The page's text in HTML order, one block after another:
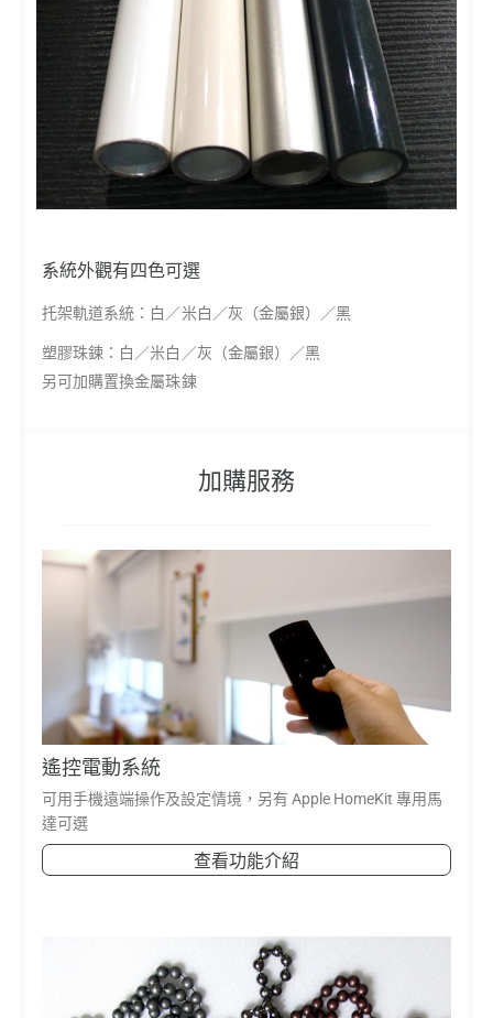
系統外觀有四色可選
托架軌道系統：白／米白／灰（金屬銀）／黑
塑膠珠鍊：白／米白／灰（金屬銀）／黑
另可加購置換金屬珠鍊
加購服務
遙控電動系統
可用手機遠端操作及設定情境，另有 Apple HomeKit 專用馬
達可選
查看功能介紹